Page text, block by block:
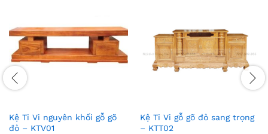
Kệ Ti Vi nguyên khối gỗ gõ
đỏ – KTV01
Kệ Ti Vi gỗ gõ đỏ sang trọng
– KTT02